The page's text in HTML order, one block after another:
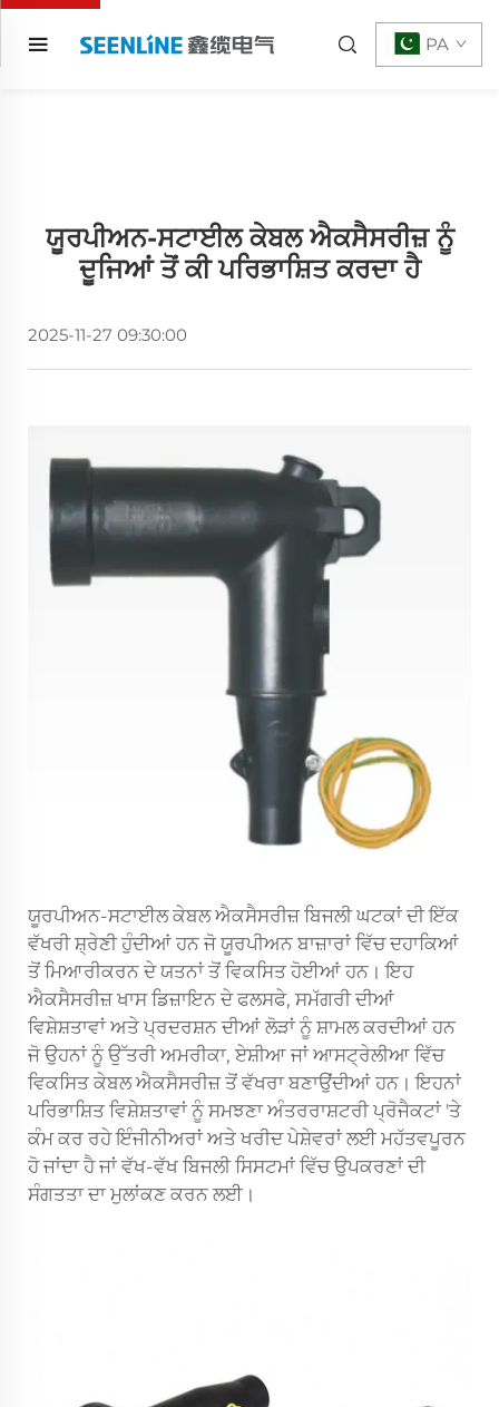
PA
ਯੂਰਪੀਅਨ-ਸਟਾਈਲ ਕੇਬਲ ਐਕਸੈਸਰੀਜ਼ ਨੂੰ
ਦੂਜਿਆਂ ਤੋਂ ਕੀ ਪਰਿਭਾਸ਼ਿਤ ਕਰਦਾ ਹੈ
2025-11-27 09:30:00
ਯੂਰਪੀਅਨ-ਸਟਾਈਲ ਕੇਬਲ ਐਕਸੈਸਰੀਜ਼ ਬਿਜਲੀ ਘਟਕਾਂ ਦੀ ਇੱਕ
ਵੱਖਰੀ ਸ਼੍ਰੇਣੀ ਹੁੰਦੀਆਂ ਹਨ ਜੋ ਯੂਰਪੀਅਨ ਬਾਜ਼ਾਰਾਂ ਵਿੱਚ ਦਹਾਕਿਆਂ
ਤੋਂ ਮਿਆਰੀਕਰਨ ਦੇ ਯਤਨਾਂ ਤੋਂ ਵਿਕਸਿਤ ਹੋਈਆਂ ਹਨ। ਇਹ
ਐਕਸੈਸਰੀਜ਼ ਖਾਸ ਡਿਜ਼ਾਇਨ ਦੇ ਫਲਸਫੇ, ਸਮੱਗਰੀ ਦੀਆਂ
ਵਿਸ਼ੇਸ਼ਤਾਵਾਂ ਅਤੇ ਪ੍ਰਦਰਸ਼ਨ ਦੀਆਂ ਲੋੜਾਂ ਨੂੰ ਸ਼ਾਮਲ ਕਰਦੀਆਂ ਹਨ
ਜੋ ਉਹਨਾਂ ਨੂੰ ਉੱਤਰੀ ਅਮਰੀਕਾ, ਏਸ਼ੀਆ ਜਾਂ ਆਸਟ੍ਰੇਲੀਆ ਵਿੱਚ
ਵਿਕਸਿਤ ਕੇਬਲ ਐਕਸੈਸਰੀਜ਼ ਤੋਂ ਵੱਖਰਾ ਬਣਾਉਂਦੀਆਂ ਹਨ। ਇਹਨਾਂ
ਪਰਿਭਾਸ਼ਿਤ ਵਿਸ਼ੇਸ਼ਤਾਵਾਂ ਨੂੰ ਸਮਝਣਾ ਅੰਤਰਰਾਸ਼ਟਰੀ ਪ੍ਰੋਜੈਕਟਾਂ 'ਤੇ
ਕੰਮ ਕਰ ਰਹੇ ਇੰਜੀਨੀਅਰਾਂ ਅਤੇ ਖਰੀਦ ਪੇਸ਼ੇਵਰਾਂ ਲਈ ਮਹੱਤਵਪੂਰਨ
ਹੋ ਜਾਂਦਾ ਹੈ ਜਾਂ ਵੱਖ-ਵੱਖ ਬਿਜਲੀ ਸਿਸਟਮਾਂ ਵਿੱਚ ਉਪਕਰਣਾਂ ਦੀ
ਸੰਗਤਤਾ ਦਾ ਮੁਲਾਂਕਣ ਕਰਨ ਲਈ।